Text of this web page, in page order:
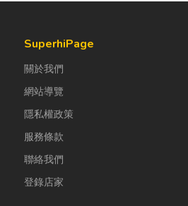
款，以...SuperhiPage
關於我們
網站導覽
隱私權政策
服務條款
聯絡我們
登錄店家